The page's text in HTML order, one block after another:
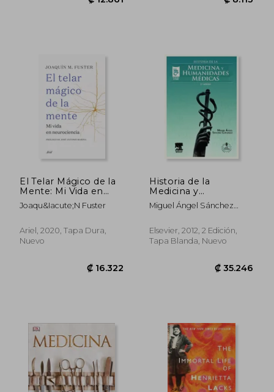
El Telar Mágico de la
Mente: Mi Vida en
Neurociencia (Ariel)
Joaqu&Iacute;N Fuster
Ariel, 2020, Tapa Dura,
Nuevo
Historia de la
Medicina y
Humanidades
Médicas
Miguel Ángel Sánchez
Elsevier, 2012, 2 Edición,
Tapa Blanda, Nuevo